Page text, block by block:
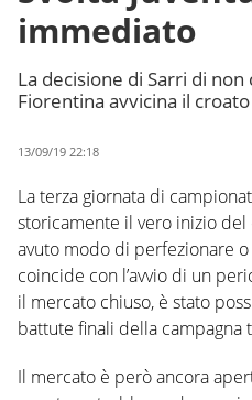
immediato
La decisione di Sarri di
Fiorentina avvicina il
13/09/19 22:18
La terza giornata di
storicamente il vero inizio
avuto modo di perfezionare
coincide con l’avvio di un
il mercato chiuso, è stato
battute finali della campagna
Il mercato è però ancora